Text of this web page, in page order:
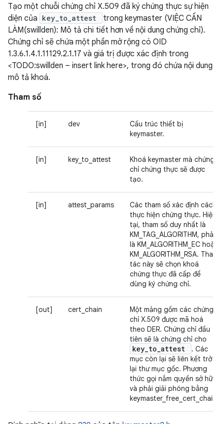
Tạo một chuỗi chứng chỉ X.509 đã ký chứng thực sự hiện
diện của key_to_attest
trong keymaster (VIỆC CẦN
LÀM(swillden): Mô tả chi tiết hơn về nội dung chứng chỉ).
Chứng chỉ sẽ chứa một phần mở rộng có OID
1.3.6.1.4.1.11129.2.1.17 và giá trị được xác định trong
<TODO:swillden – insert link here>, trong đó chứa nội dung
mô tả khoá.
Tham số
[in] dev
Cấu trúc thiết bị
keymaster.
[in] key_to_attest
Khoá keymaster mà chứng
chỉ chứng thực sẽ được
tạo.
[in] attest_params
Các tham số xác định cách
thực hiện chứng thực. Hiện
tại, tham số duy nhất là
KM_TAG_ALGORITHM, phải
là KM_ALGORITHM_EC hoặc
KM_ALGORITHM_RSA. Thao
tác này sẽ chọn khoá
chứng thực đã cấp để
dùng ký chứng chỉ.
[out] cert_chain
Một mảng gồm các chứng
chỉ X.509 được mã hoá
theo DER. Chứng chỉ đầu
tiên sẽ là chứng chỉ cho
key_to_attest
. Các
mục còn lại sẽ liên kết trở
lại thư mục gốc. Phương
thức gọi nắm quyền sở hữu
và phải giải phóng bằng
keymaster_free_cert_chain.